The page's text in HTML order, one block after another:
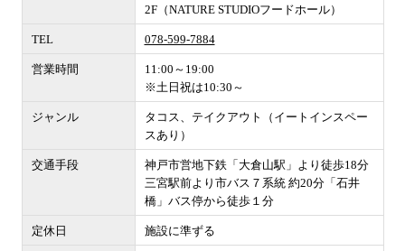
2F（NATURE STUDIOフードホール）
TEL 078-599-7884
営業時間
11:00～19:00
※土日祝は10:30～
ジャンル
タコス、テイクアウト（イートインスペー
スあり）
交通手段
神戸市営地下鉄「大倉山駅」より徒歩18分
三宮駅前より市バス７系統 約20分「石井
橋」バス停から徒歩１分
定休日 施設に準ずる